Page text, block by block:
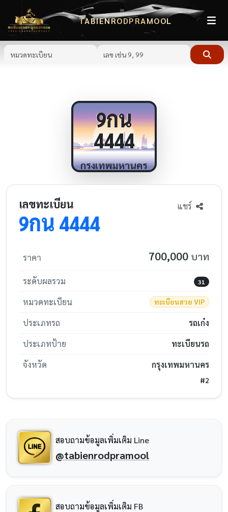
TABIENRODPRAMOOL
9กน
4444
กรุงเทพมหานคร
เลขทะเบียน
9กน 4444
แชร์
ราคา 700,000 บาท
ระดับผลรวม 31
หมวดทะเบียน ทะเบียนสวย VIP
ประเภทรถ
รถเก๋ง
ประเภทป้าย
ทะเบียนรถ
จังหวัด
กรุงเทพมหานคร
#2
สอบถามข้อมูลเพิ่มเติม Line
@tabienrodpramool
สอบถามข้อมูลเพิ่มเติม FB